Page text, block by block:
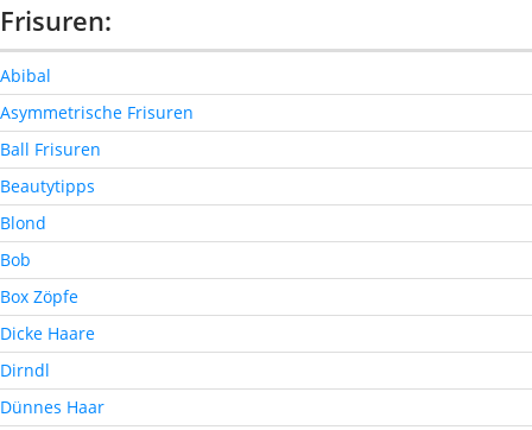
Frisuren:
Abibal
Asymmetrische Frisuren
Ball Frisuren
Beautytipps
Blond
Bob
Box Zöpfe
Dicke Haare
Dirndl
Dünnes Haar